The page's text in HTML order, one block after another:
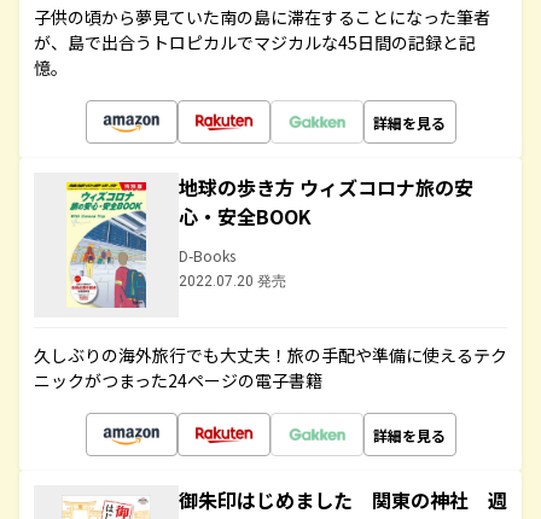
子供の頃から夢見ていた南の島に滞在することになった筆者
が、島で出合うトロピカルでマジカルな45日間の記録と記
憶。
詳細を見る
地球の歩き方 ウィズコロナ旅の安
心・安全BOOK
D-Books
2022.07.20 発売
久しぶりの海外旅行でも大丈夫！旅の手配や準備に使えるテク
ニックがつまった24ページの電子書籍
詳細を見る
御朱印はじめました 関東の神社 週